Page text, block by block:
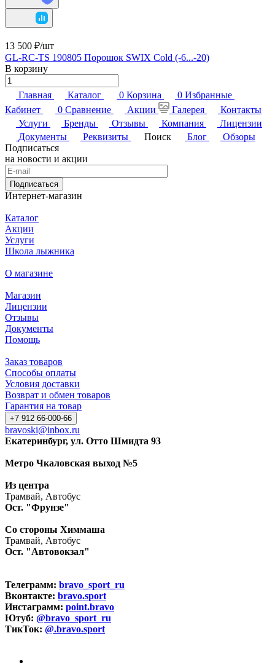
13 500 ₽/шт
GL-RC-TS 190805 Порошок SWIX Cold (-6...-20)
В корзину
Главная Каталог 0 Корзина 0 Избранные
Кабинет
0 Сравнение Акции Галерея
Контакты
Услуги
Бренды Отзывы Компания
Лицензии
Документы
Реквизиты Поиск Блог
Обзоры
Подписаться
на новости и акции
Подписаться
Интернет-магазин
Каталог
Акции
Услуги
Школа лыжника
О магазине
Магазин
Лицензии
Отзывы
Документы
Помощь
Заказ товаров
Способы оплаты
Условия доставки
Возврат и обмен товаров
Гарантия на товар
+7 912 66-000-66
bravoski@inbox.ru
Екатеринбург, ул. Отто Шмидта 93
Метро Чкаловская выход №5
Из центра
Трамвай, Автобус
Ост. "Фрунзе"
Со стороны Химмаша
Трамвай, Автобус
Ост. "Автовокзал"
Телеграмм: bravo_sport_ru
Вконтакте: bravo.sport
Инстаграмм: point.bravo
Ютуб: @bravo_sport_ru
ТикТок: @.bravo.sport